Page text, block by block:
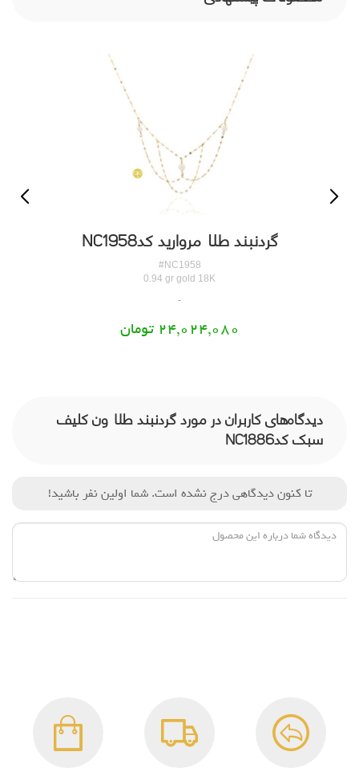
گردنبند طلا مروارید کدNC1958
#NC1958
0.94 gr gold 18K
24,024,080 تومان
دیدگاه‌های کاربران در مورد گردنبند طلا ون کلیف
سبک کدNC1886
تا کنون دیدگاهی درج نشده است. شما اولین نفر باشید!